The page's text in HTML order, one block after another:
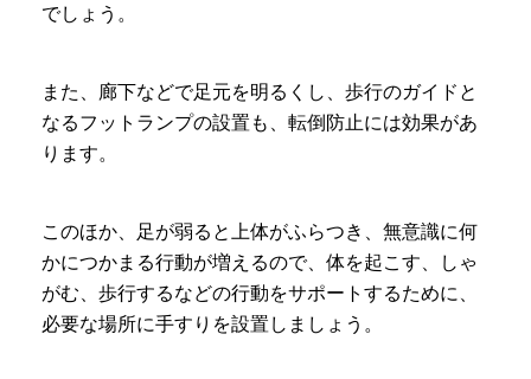
でしょう。
また、廊下などで足元を明るくし、歩行のガイドと
なるフットランプの設置も、転倒防止には効果があ
ります。
このほか、足が弱ると上体がふらつき、無意識に何
かにつかまる行動が増えるので、体を起こす、しゃ
がむ、歩行するなどの行動をサポートするために、
必要な場所に手すりを設置しましょう。